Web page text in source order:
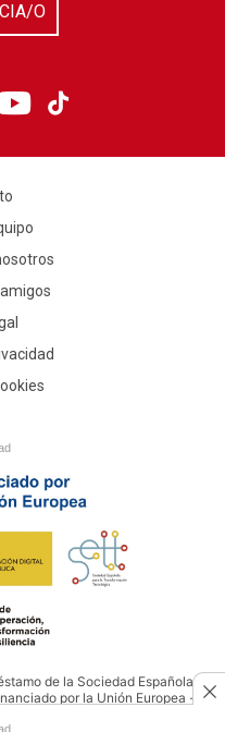
O
de la Sociedad Española
por la Unión Europea -